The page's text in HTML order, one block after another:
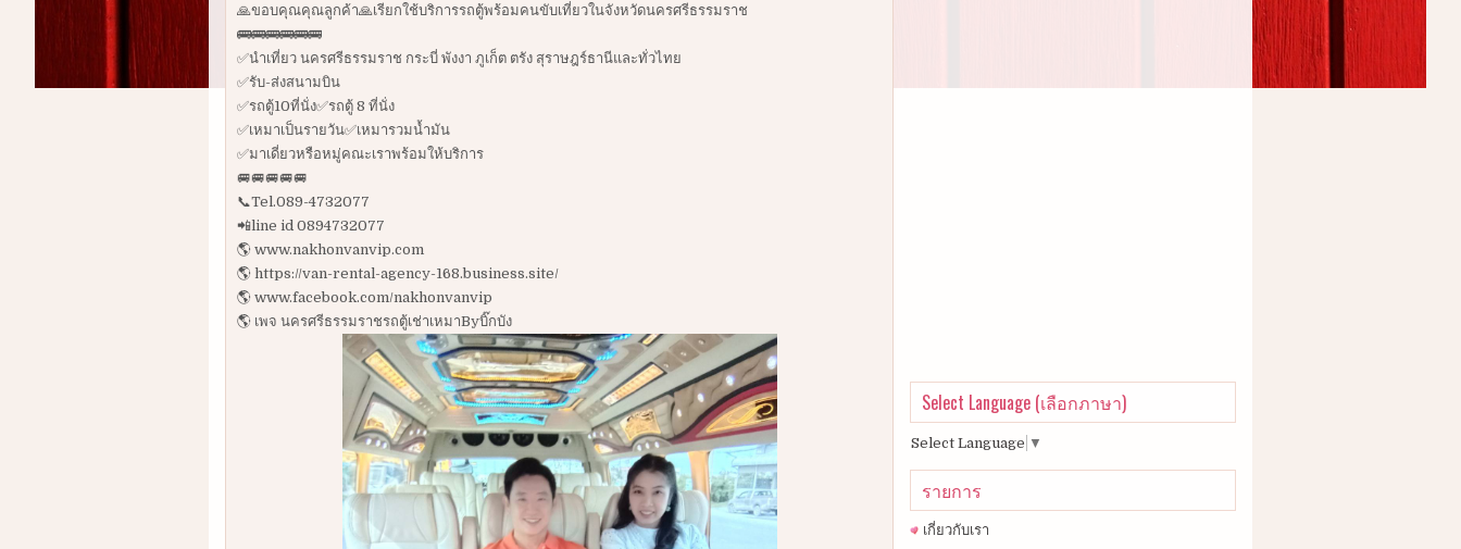
🙏ขอบคุณคุณลูกค้า🙏เรียกใช้บริการรถตู้พร้อมคนขับเที่ยวในจังหวัดนครศรีธรรมราช
🚌🚌🚌🚌🚌🚌
✅นำเที่ยว นครศรีธรรมราช กระบี่ พังงา ภูเก็ต ตรัง สุราษฎร์ธานีและทั่วไทย
✅รับ-ส่งสนามบิน
✅รถตู้10ที่นั่ง✅รถตู้ 8 ที่นั่ง
✅เหมาเป็นรายวัน✅เหมารวมน้ำมัน
✅มาเดี่ยวหรือหมู่คณะเราพร้อมให้บริการ
🚐🚐🚐🚐🚐
📞Tel.089-4732077
📲line id 0894732077
🌎 www.nakhonvanvip.com
🌎 https://van-rental-agency-168.business.site/
🌎 www.facebook.com/nakhonvanvip
🌎 เพจ นครศรีธรรมราชรถตู้เช่าเหมาByบิ๊กบัง
Select Language (เลือกภาษา)
Select Language ▼
รายการ
เกี่ยวกับเรา